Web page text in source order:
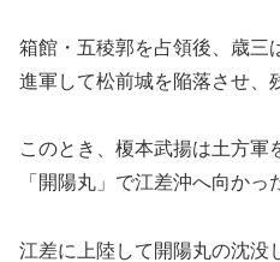
箱館・五稜郭を占領後、歳三
進軍して松前城を陥落させ、
このとき、榎本武揚は土方軍
「開陽丸」で江差沖へ向かっ
江差に上陸して開陽丸の沈没